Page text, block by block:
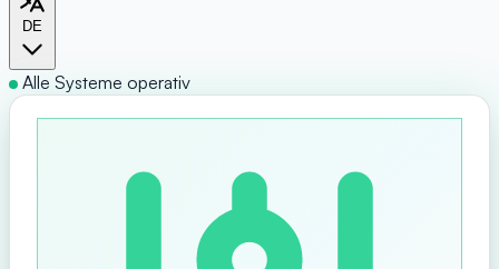
DE
Alle Systeme operativ